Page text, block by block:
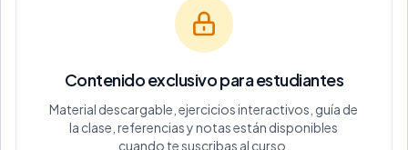
Contenido exclusivo para estudiantes
Material descargable, ejercicios interactivos, guía de
la clase, referencias y notas están disponibles
cuando te suscribas al curso.